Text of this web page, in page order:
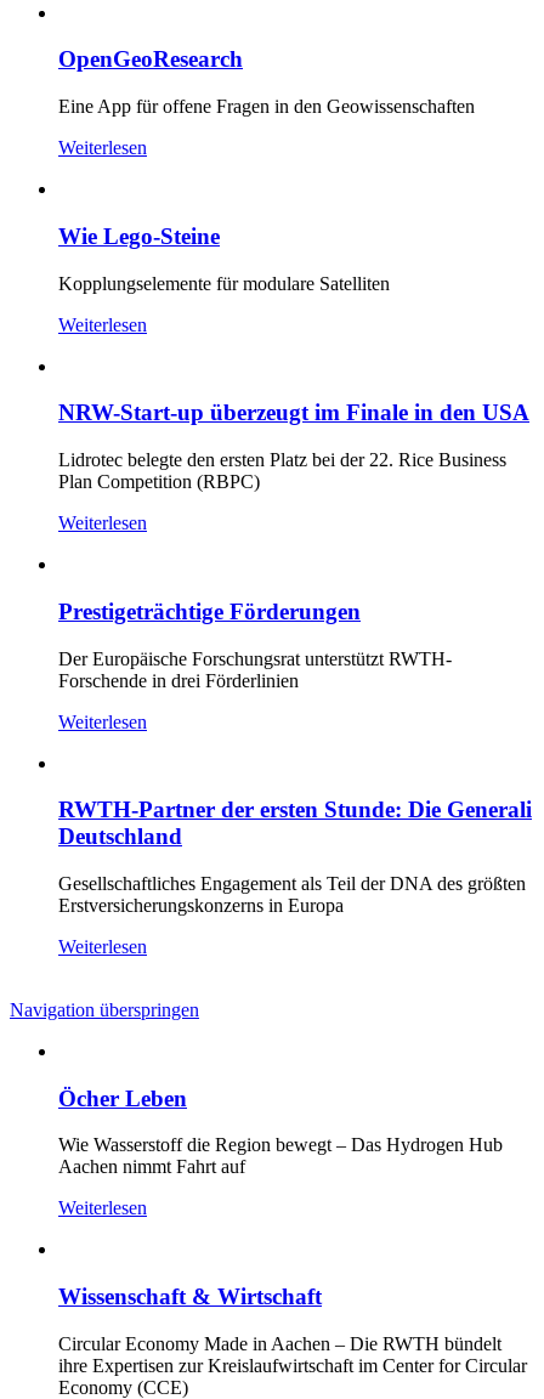
OpenGeoResearch
Eine App für offene Fragen in den Geowissenschaften
Weiterlesen
Wie Lego-Steine
Kopplungselemente für modulare Satelliten
Weiterlesen
NRW-Start-up überzeugt im Finale in den USA
Lidrotec belegte den ersten Platz bei der 22. Rice Business
Plan Competition (RBPC)
Weiterlesen
Prestigeträchtige Förderungen
Der Europäische Forschungsrat unterstützt RWTH-
Forschende in drei Förderlinien
Weiterlesen
RWTH-Partner der ersten Stunde: Die Generali
Deutschland
Gesellschaftliches Engagement als Teil der DNA des größten
Erstversicherungskonzerns in Europa
Weiterlesen
Navigation überspringen
Öcher Leben
Wie Wasserstoff die Region bewegt – Das Hydrogen Hub
Aachen nimmt Fahrt auf
Weiterlesen
Wissenschaft & Wirtschaft
Circular Economy Made in Aachen – Die RWTH bündelt
ihre Expertisen zur Kreislaufwirtschaft im Center for Circular
Economy (CCE)